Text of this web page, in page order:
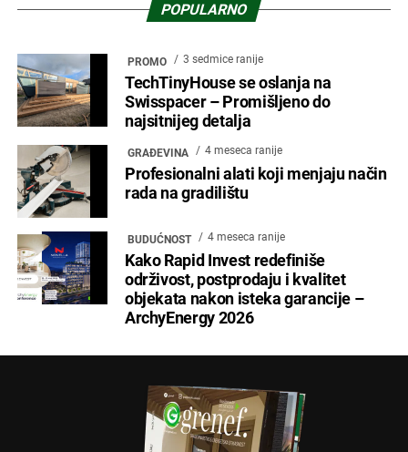
POPULARNO
PROMO 3 sedmice ranije
TechTinyHouse se oslanja na
Swisspacer – Promišljeno do
najsitnijeg detalja
GRAĐEVINA 4 meseca ranije
Profesionalni alati koji menjaju način
rada na gradilištu
BUDUĆNOST 4 meseca ranije
Kako Rapid Invest redefiniše
održivost, postprodaju i kvalitet
objekata nakon isteka garancije –
ArchyEnergy 2026